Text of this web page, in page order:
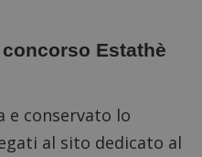
Estathè
e conservato lo
al sito dedicato al